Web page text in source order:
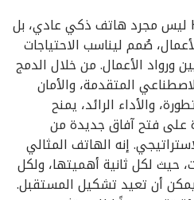
هاتف HONOR Magic7 Pro ليس مجرد هاتف ذكي عادي، بل
صُمم ليناسب الاحتياجات
ورواد الأعمال. من خلال الدمج
المتقدمة، والأمان
والأداء الرائد، يمنح
على فتح آفاق جديدة من
إنه الهاتف المثالي
حيث لكل ثانية أهميتها، ولكل
أن تعيد تشكيل المستقبل.